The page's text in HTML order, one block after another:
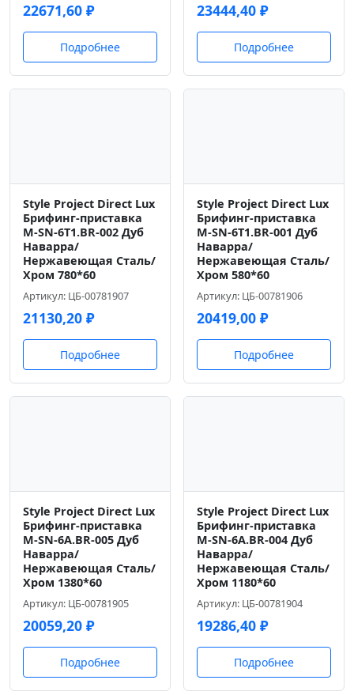
22671,60 ₽
Подробнее
23444,40 ₽
Подробнее
Style Project Direct Lux
Брифинг-приставка
M-SN-6T1.BR-002 Дуб
Наварра/
Нержавеющая Сталь/
Хром 780*60
Артикул: ЦБ-00781907
21130,20 ₽
Подробнее
Style Project Direct Lux
Брифинг-приставка
M-SN-6T1.BR-001 Дуб
Наварра/
Нержавеющая Сталь/
Хром 580*60
Артикул: ЦБ-00781906
20419,00 ₽
Подробнее
Style Project Direct Lux
Брифинг-приставка
M-SN-6A.BR-005 Дуб
Наварра/
Нержавеющая Сталь/
Хром 1380*60
Артикул: ЦБ-00781905
20059,20 ₽
Подробнее
Style Project Direct Lux
Брифинг-приставка
M-SN-6A.BR-004 Дуб
Наварра/
Нержавеющая Сталь/
Хром 1180*60
Артикул: ЦБ-00781904
19286,40 ₽
Подробнее